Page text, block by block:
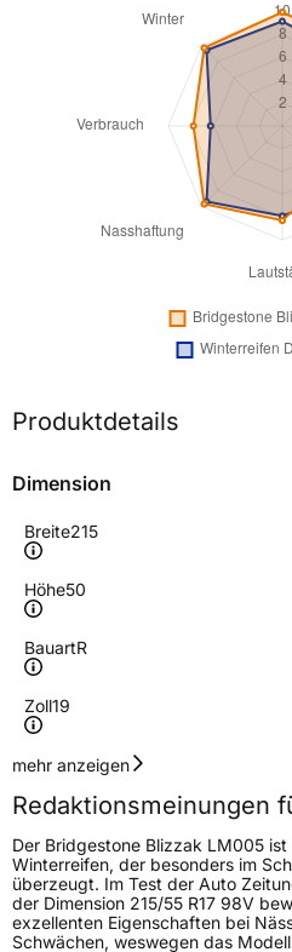
Produktdetails
Dimension
Breite215
Höhe50
BauartR
Zoll19
Geschwindigkeitsindex
Höchstgeschwindigkeit
190 km/h
Lastindex93
Höchstlast650 kg
mehr anzeigen
Redaktionsmeinungen
Der Bridgestone Blizzak LM005
Winterreifen, der besonders im
überzeugt. Im Test der Auto
der Dimension 215/55 R17 98V
exzellenten Eigenschaften bei
Schwächen, weswegen das